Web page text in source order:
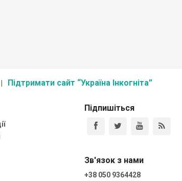
Підтримати сайт “Україна Інкогніта”
Підпишіться
Зв'язок з нами
+38 050 9364428